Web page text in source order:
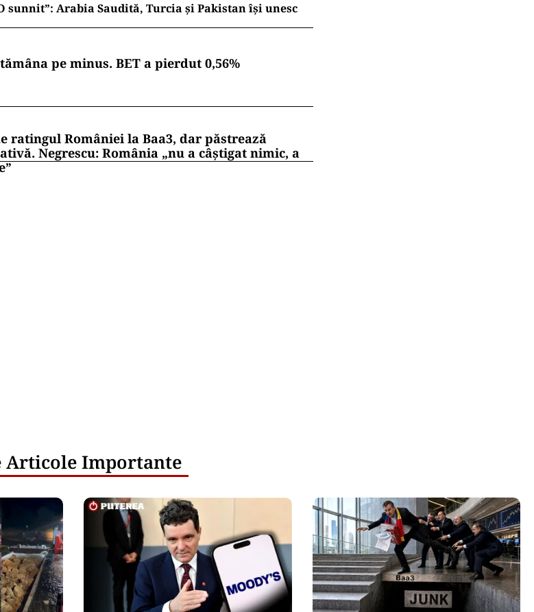
sunnit”: Arabia Saudită, Turcia și Pakistan își unesc
pe minus. BET a pierdut 0,56%
ratingul României la Baa3, dar păstrează
Negrescu: România „nu a câștigat nimic, a
Articole Importante